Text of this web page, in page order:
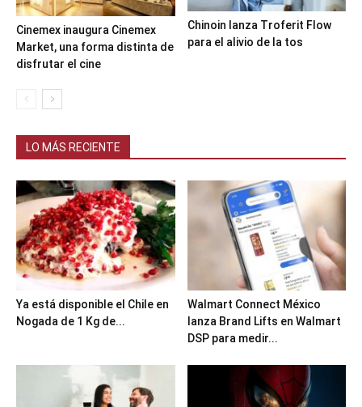
Cinemex inaugura Cinemex
Market, una forma distinta de
disfrutar el cine
Chinoin lanza Troferit Flow
para el alivio de la tos
LO MÁS RECIENTE
Ya está disponible el Chile en
Nogada de 1 Kg de...
Walmart Connect México
lanza Brand Lifts en Walmart
DSP para medir...